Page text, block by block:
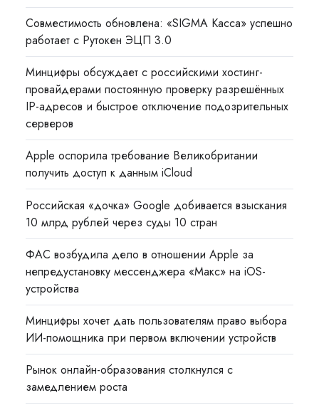
Совместимость обновлена: «SIGMA Касса» успешно
работает с Рутокен ЭЦП 3.0
Минцифры обсуждает с российскими хостинг-
провайдерами постоянную проверку разрешённых
IP-адресов и быстрое отключение подозрительных
серверов
Apple оспорила требование Великобритании
получить доступ к данным iCloud
Российская «дочка» Google добивается взыскания
10 млрд рублей через суды 10 стран
ФАС возбудила дело в отношении Apple за
непредустановку мессенджера «Макс» на iOS-
устройства
Минцифры хочет дать пользователям право выбора
ИИ-помощника при первом включении устройств
Рынок онлайн-образования столкнулся с
замедлением роста